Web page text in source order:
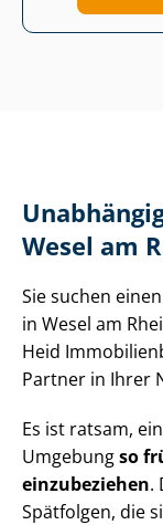
Wesel am
Sie suchen
in Wesel am
Heid
Partner in Ihrer
Es ist ratsam,
Umgebungso
einzubeziehen.
Spätfolgen, die